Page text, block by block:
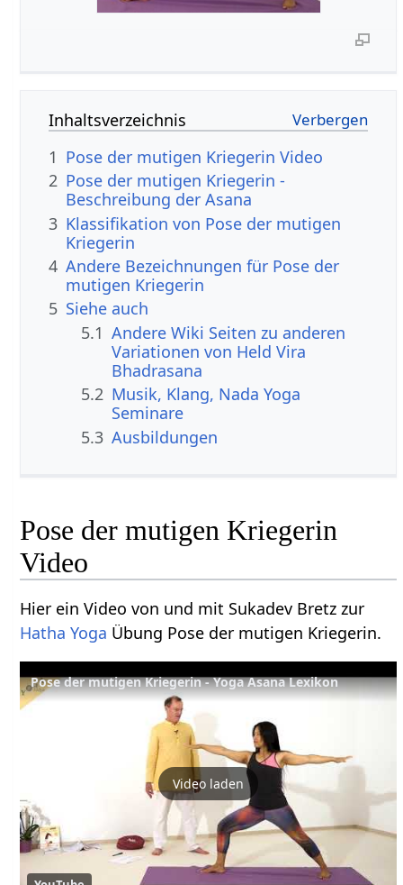
Inhaltsverzeichnis
1 Pose der mutigen Kriegerin Video
2 Pose der mutigen Kriegerin -
Beschreibung der Asana
3 Klassifikation von Pose der mutigen
Kriegerin
4 Andere Bezeichnungen für Pose der
mutigen Kriegerin
5 Siehe auch
5.1 Andere Wiki Seiten zu anderen
Variationen von Held Vira
Bhadrasana
5.2 Musik, Klang, Nada Yoga
Seminare
5.3 Ausbildungen
Pose der mutigen Kriegerin
Video
Hier ein Video von und mit Sukadev Bretz zur
Hatha Yoga Übung Pose der mutigen Kriegerin.
Pose der mutigen Kriegerin - Yoga Asana Lexikon
Video laden